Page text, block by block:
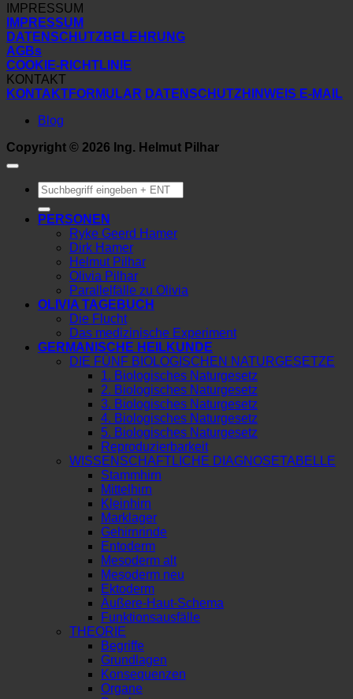
IMPRESSUM
IMPRESSUM
DATENSCHUTZBELEHRUNG
AGBs
COOKIE-RICHTLINIE
KONTAKT
KONTAKTFORMULAR DATENSCHUTZHINWEIS E-MAIL
Blog
Copyright © 2026 Ing. Helmut Pilhar
Suchen
nach:
PERSONEN
Ryke Geerd Hamer
Dirk Hamer
Helmut Pilhar
Olivia Pilhar
Parallelfälle zu Olivia
OLIVIA TAGEBUCH
Die Flucht
Das medizinische Experiment
GERMANISCHE HEILKUNDE
DIE FÜNF BIOLOGISCHEN NATURGESETZE
1. Biologisches Naturgesetz
2. Biologisches Naturgesetz
3. Biologisches Naturgesetz
4. Biologisches Naturgesetz
5. Biologisches Naturgesetz
Reproduzierbarkeit
WISSENSCHAFTLICHE DIAGNOSETABELLE
Stammhirn
Mittelhirn
Kleinhirn
Marklager
Gehirnrinde
Entoderm
Mesoderm alt
Mesoderm neu
Ektoderm
Äußere-Haut-Schema
Funktionsausfälle
THEORIE
Begriffe
Grundlagen
Konsequenzen
Organe